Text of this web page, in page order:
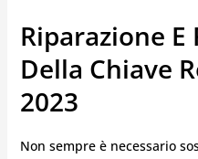
Riparazione
Della Chiave
2023
Non sempre è necessario